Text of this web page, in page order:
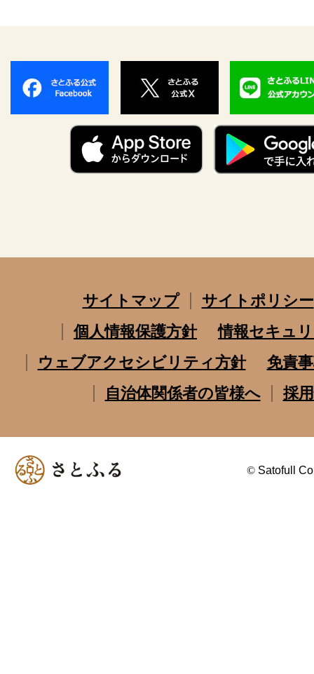
サイトマップ
サイトポリシー
個人情報保護方針
情報セキュ
ウェブアクセシビリティ方針
免責
自治体関係者の皆様へ
採
© Satofull